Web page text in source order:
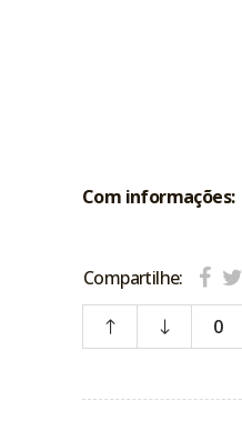
Com informações:
Compartilhe:
0